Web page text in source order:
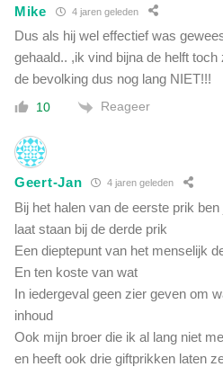
Mike 4 jaren geleden
Dus als hij wel effectief was
gehaald.. ,ik vind bijna de helft
de bevolking dus nog lang NIET!!!
10 Reageer
Geert-Jan 4 jaren geleden
Bij het halen van de eerste prik
laat staan bij de derde prik
Een dieptepunt van het menselijk
En ten koste van wat
In iedergeval geen zier geven om
inhoud
Ook mijn broer die ik al lang niet
en heeft ook drie giftprikken laten